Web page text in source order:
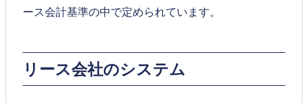
ース会計基準の中で定められています。
リース会社のシステム